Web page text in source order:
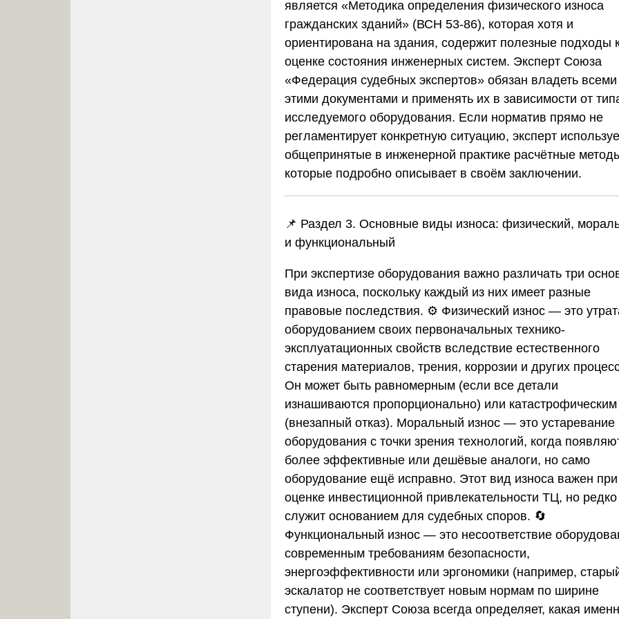
является «Методика определения физического износа
гражданских зданий» (ВСН 53-86), которая хотя и
ориентирована на здания, содержит полезные подходы
оценке состояния инженерных систем. Эксперт Союза
«Федерация судебных экспертов» обязан владеть всеми
этими документами и применять их в зависимости от
исследуемого оборудования. Если норматив прямо не
регламентирует конкретную ситуацию, эксперт
общепринятые в инженерной практике расчётные
которые подробно описывает в своём заключении.
📌 Раздел 3. Основные виды износа: физический,
и функциональный
При экспертизе оборудования важно различать три
вида износа, поскольку каждый из них имеет разные
правовые последствия. ⚙️ Физический износ — это
оборудованием своих первоначальных технико-
эксплуатационных свойств вследствие естественного
старения материалов, трения, коррозии и других
Он может быть равномерным (если все детали
изнашиваются пропорционально) или катастрофическим
(внезапный отказ). Моральный износ — это устаревание
оборудования с точки зрения технологий, когда
более эффективные или дешёвые аналоги, но само
оборудование ещё исправно. Этот вид износа важен при
оценке инвестиционной привлекательности ТЦ, но редко
служит основанием для судебных споров. 🔄
Функциональный износ — это несоответствие
современным требованиям безопасности,
энергоэффективности или эргономики (например,
эскалатор не соответствует новым нормам по ширине
ступени). Эксперт Союза всегда определяет, какая